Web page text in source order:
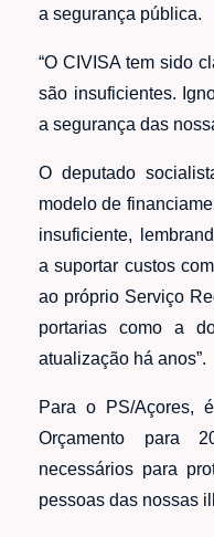
a segurança pública.
“O CIVISA tem sido
são insuficientes.
a segurança das
O deputado
modelo de
insuficiente,
a suportar custos
ao próprio Serviço
portarias como a
atualização há anos”.
Para o PS/Açores,
Orçamento para
necessários para
pessoas das nossas